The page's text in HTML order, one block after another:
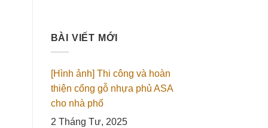
BÀI VIẾT MỚI
[Hình ảnh] Thi công và hoàn
thiện cổng gỗ nhựa phủ ASA
cho nhà phố
2 Tháng Tư, 2025